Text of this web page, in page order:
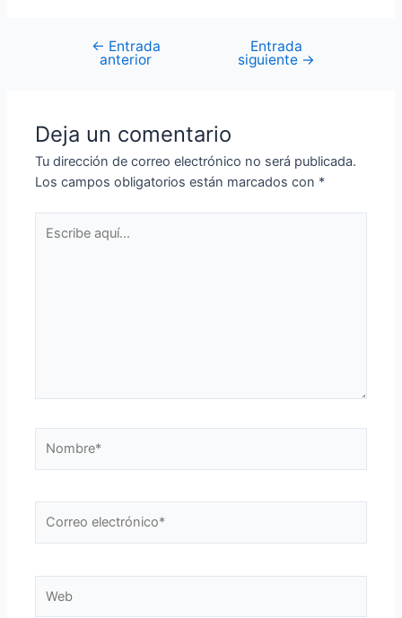
← Entrada
anterior
Entrada
siguiente →
Deja un comentario
Tu dirección de correo electrónico no será publicada.
Los campos obligatorios están marcados con *